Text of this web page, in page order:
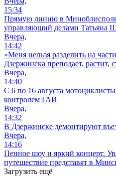
15:34
Прямую линию в
управляющий делами Татьяна
Вчера,
14:42
«Меня нельзя разделить на
Дзержинска преподает, растит,
Вчера,
14:40
С 6 по 16 августа
контролем ГАИ
Вчера,
14:32
В Дзержинске демонтируют
Вчера,
14:16
Пенное шоу и яркий концерт.
путешествие представят в
Загрузить ещё